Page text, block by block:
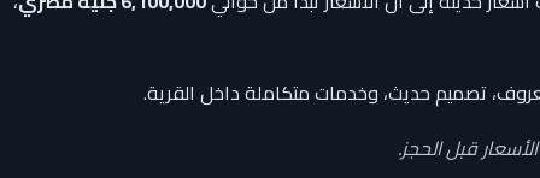
تصميم حديث، وخدمات متكاملة داخل القرية.
قبل الحجز.